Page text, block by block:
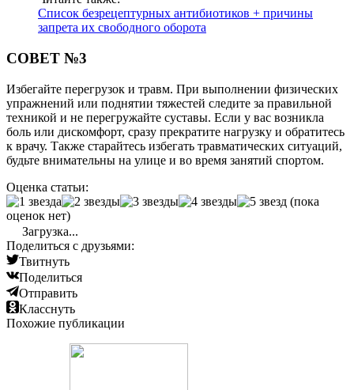
Список безрецептурных антибиотиков + причины
запрета их свободного оборота
СОВЕТ №3
Избегайте перегрузок и травм. При выполнении физических
упражнений или поднятии тяжестей следите за правильной
техникой и не перегружайте суставы. Если у вас возникла
боль или дискомфорт, сразу прекратите нагрузку и обратитесь
к врачу. Также старайтесь избегать травматических ситуаций,
будьте внимательны на улице и во время занятий спортом.
Оценка статьи:
(пока
оценок нет)
Загрузка...
Поделиться с друзьями:
Твитнуть
Поделиться
Отправить
Класснуть
Похожие публикации